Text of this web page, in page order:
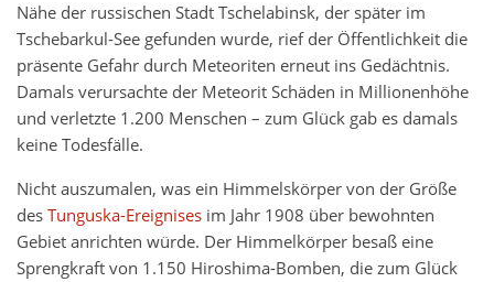
Nähe der russischen Stadt Tschelabinsk, der später im
Tschebarkul-See gefunden wurde, rief der Öffentlichkeit die
präsente Gefahr durch Meteoriten erneut ins Gedächtnis.
Damals verursachte der Meteorit Schäden in Millionenhöhe
und verletzte 1.200 Menschen – zum Glück gab es damals
keine Todesfälle.
Nicht auszumalen, was ein Himmelskörper von der Größe
desTunguska-Ereignises im Jahr 1908 über bewohnten
Gebiet anrichten würde. Der Himmelkörper besaß eine
Sprengkraft von 1.150 Hiroshima-Bomben, die zum Glück